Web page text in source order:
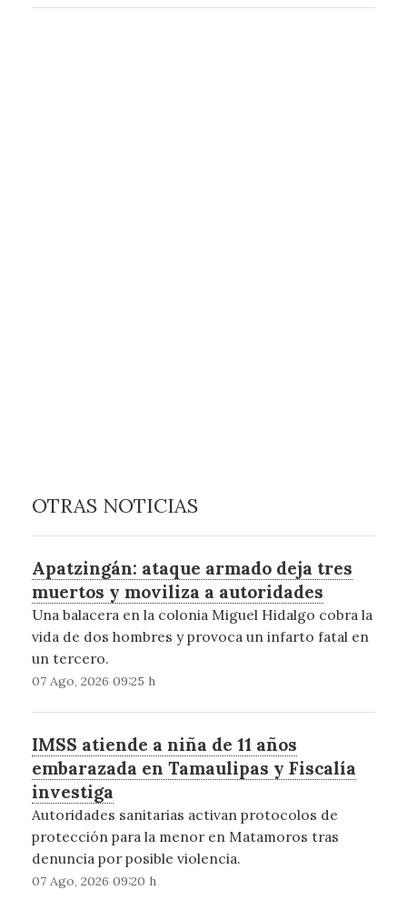
OTRAS NOTICIAS
Apatzingán: ataque armado deja tres
muertos y moviliza a autoridades
Una balacera en la colonia Miguel Hidalgo cobra la
vida de dos hombres y provoca un infarto fatal en
un tercero.
07 Ago, 2026 09:25 h
IMSS atiende a niña de 11 años
embarazada en Tamaulipas y Fiscalía
investiga
Autoridades sanitarias activan protocolos de
protección para la menor en Matamoros tras
denuncia por posible violencia.
07 Ago, 2026 09:20 h